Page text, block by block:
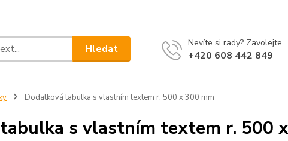
Hledat Nevíte si rady? Zavolejte.
+420 608 442 849
Dodatková tabulka s vlastním textem r. 500 x 300 mm
s vlastním textem r. 500